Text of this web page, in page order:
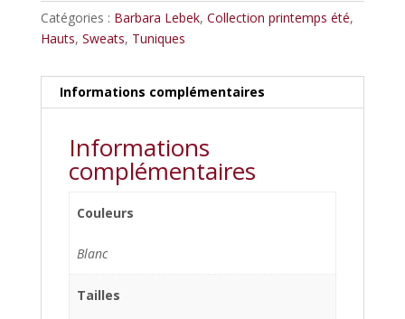
Catégories : Barbara Lebek, Collection printemps été,
Hauts, Sweats, Tuniques
Informations complémentaires
Informations
complémentaires
Couleurs
Blanc
Tailles